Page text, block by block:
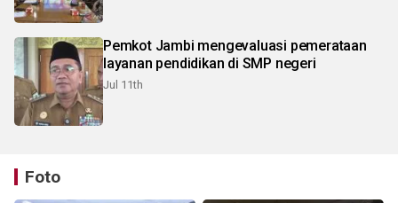
Pemkot Jambi mengevaluasi pemerataan
layanan pendidikan di SMP negeri
Jul 11th
Foto